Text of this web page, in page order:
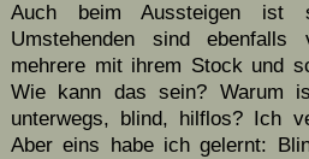
Auch beim Aussteigen
Umstehenden sind
mehrere mit ihrem Stock und
Wie kann das sein? Warum
unterwegs, blind, hilflos? Ich
Aber eins habe ich gelernt: